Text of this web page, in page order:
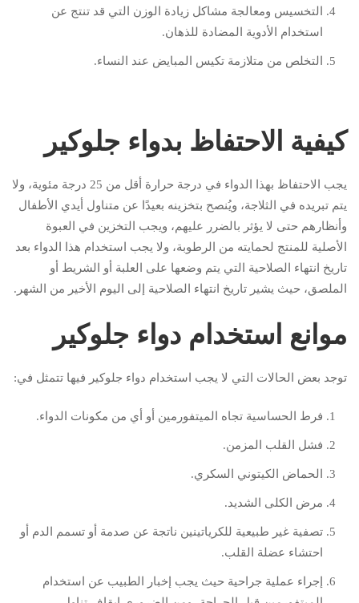
التخسيس ومعالجة مشاكل زيادة الوزن التي قد تنتج عن
استخدام الأدوية المضادة للذهان.
التخلص من متلازمة تكيس المبايض عند النساء.
كيفية الاحتفاظ بدواء جلوكير
يجب الاحتفاظ بهذا الدواء في درجة حرارة أقل من 25 درجة مئوية، ولا
يتم تبريده في الثلاجة، ويُنصح بتخزينه بعيدًا عن متناول أيدي الأطفال
وأنظارهم حتى لا يؤثر بالضرر عليهم، ويجب التخزين في العبوة
الأصلية للمنتج لحمايته من الرطوبة، ولا يجب استخدام هذا الدواء بعد
تاريخ انتهاء الصلاحية التي يتم وضعها على العلبة أو الشريط أو
الملصق، حيث يشير تاريخ انتهاء الصلاحية إلى اليوم الأخير من الشهر.
موانع استخدام دواء جلوكير
توجد بعض الحالات التي لا يجب استخدام دواء جلوكير فيها تتمثل في:
فرط الحساسية تجاه الميتفورمين أو أي من مكونات الدواء.
فشل القلب المزمن.
الحماض الكيتوني السكري.
مرض الكلى الشديد.
تصفية غير طبيعية للكرياتينين ناتجة عن صدمة أو تسمم الدم أو
احتشاء عضلة القلب.
إجراء عملية جراحية حيث يجب إخبار الطبيب عن استخدام